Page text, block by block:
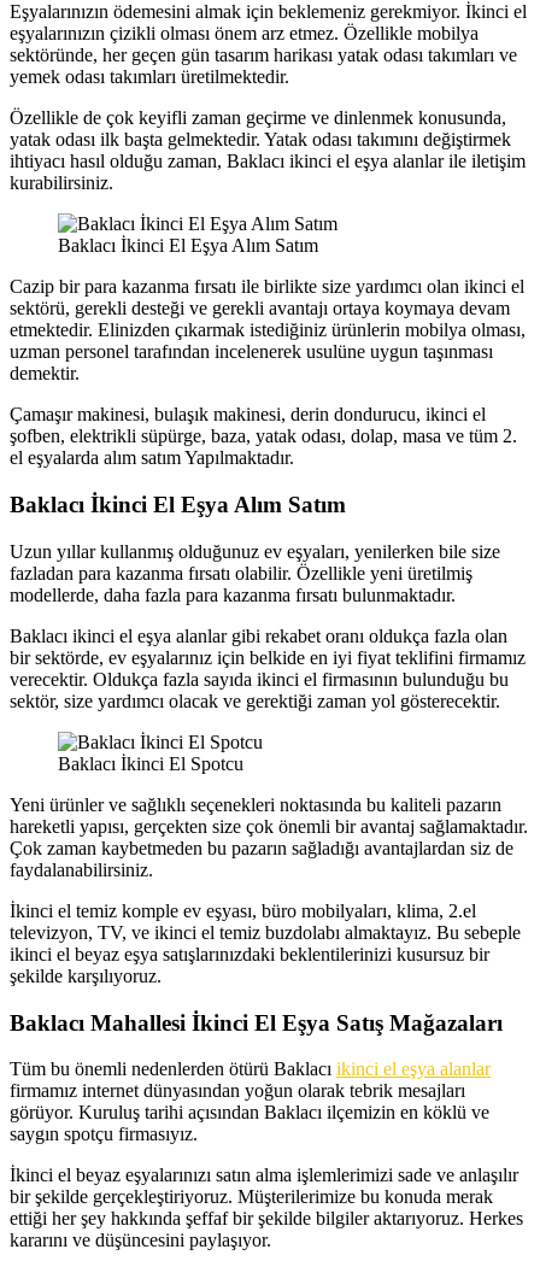
Eşyalarınızın ödemesini almak için beklemeniz gerekmiyor. İkinci el
eşyalarınızın çizikli olması önem arz etmez. Özellikle mobilya
sektöründe, her geçen gün tasarım harikası yatak odası takımları ve
yemek odası takımları üretilmektedir.
Özellikle de çok keyifli zaman geçirme ve dinlenmek konusunda,
yatak odası ilk başta gelmektedir. Yatak odası takımını değiştirmek
ihtiyacı hasıl olduğu zaman, Baklacı ikinci el eşya alanlar ile iletişim
kurabilirsiniz.
Baklacı İkinci El Eşya Alım Satım
Cazip bir para kazanma fırsatı ile birlikte size yardımcı olan ikinci el
sektörü, gerekli desteği ve gerekli avantajı ortaya koymaya devam
etmektedir. Elinizden çıkarmak istediğiniz ürünlerin mobilya olması,
uzman personel tarafından incelenerek usulüne uygun taşınması
demektir.
Çamaşır makinesi, bulaşık makinesi, derin dondurucu, ikinci el
şofben, elektrikli süpürge, baza, yatak odası, dolap, masa ve tüm 2.
el eşyalarda alım satım Yapılmaktadır.
Baklacı İkinci El Eşya Alım Satım
Uzun yıllar kullanmış olduğunuz ev eşyaları, yenilerken bile size
fazladan para kazanma fırsatı olabilir. Özellikle yeni üretilmiş
modellerde, daha fazla para kazanma fırsatı bulunmaktadır.
Baklacı ikinci el eşya alanlar gibi rekabet oranı oldukça fazla olan
bir sektörde, ev eşyalarınız için belkide en iyi fiyat teklifini firmamız
verecektir. Oldukça fazla sayıda ikinci el firmasının bulunduğu bu
sektör, size yardımcı olacak ve gerektiği zaman yol gösterecektir.
Baklacı İkinci El Spotcu
Yeni ürünler ve sağlıklı seçenekleri noktasında bu kaliteli pazarın
hareketli yapısı, gerçekten size çok önemli bir avantaj sağlamaktadır.
Çok zaman kaybetmeden bu pazarın sağladığı avantajlardan siz de
faydalanabilirsiniz.
İkinci el temiz komple ev eşyası, büro mobilyaları, klima, 2.el
televizyon, TV, ve ikinci el temiz buzdolabı almaktayız. Bu sebeple
ikinci el beyaz eşya satışlarınızdaki beklentilerinizi kusursuz bir
şekilde karşılıyoruz.
Baklacı Mahallesi İkinci El Eşya Satış Mağazaları
Tüm bu önemli nedenlerden ötürü Baklacı ikinci el eşya alanlar
firmamız internet dünyasından yoğun olarak tebrik mesajları
görüyor. Kuruluş tarihi açısından Baklacı ilçemizin en köklü ve
saygın spotçu firmasıyız.
İkinci el beyaz eşyalarınızı satın alma işlemlerimizi sade ve anlaşılır
bir şekilde gerçekleştiriyoruz. Müşterilerimize bu konuda merak
ettiği her şey hakkında şeffaf bir şekilde bilgiler aktarıyoruz. Herkes
kararını ve düşüncesini paylaşıyor.